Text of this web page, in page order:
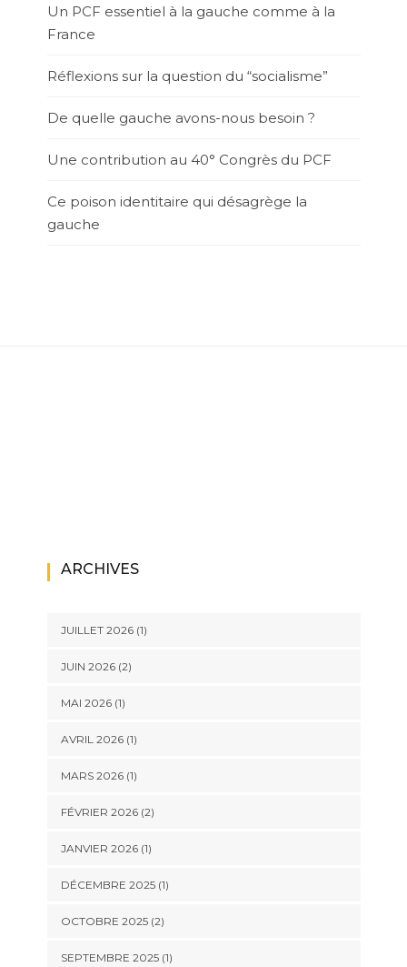
Un PCF essentiel à la gauche comme à la
France
Réflexions sur la question du “socialisme”
De quelle gauche avons-nous besoin ?
Une contribution au 40° Congrès du PCF
Ce poison identitaire qui désagrège la
gauche
ARCHIVES
JUILLET 2026(1)
JUIN 2026(2)
MAI 2026(1)
AVRIL 2026(1)
MARS 2026(1)
FÉVRIER 2026(2)
JANVIER 2026(1)
DÉCEMBRE 2025(1)
OCTOBRE 2025(2)
SEPTEMBRE 2025(1)